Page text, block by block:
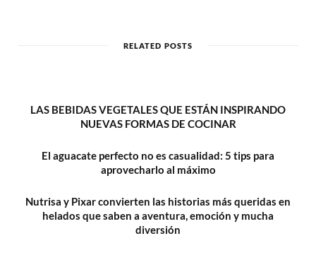
e
RELATED POSTS
LAS BEBIDAS VEGETALES QUE ESTÁN INSPIRANDO
NUEVAS FORMAS DE COCINAR
El aguacate perfecto no es casualidad: 5 tips para
aprovecharlo al máximo
Nutrisa y Pixar convierten las historias más queridas en
helados que saben a aventura, emoción y mucha
diversión